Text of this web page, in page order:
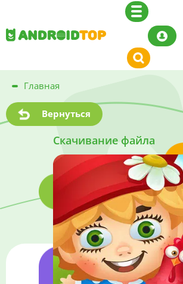
Главная
Вернуться
Скачивание файла